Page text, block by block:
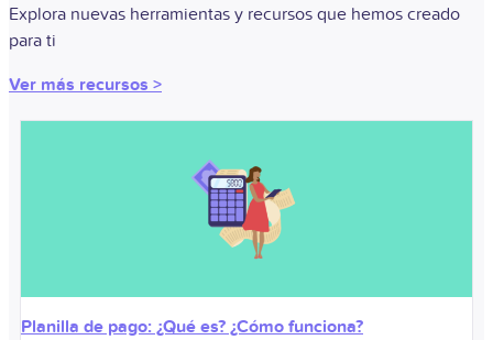
Explora nuevas herramientas y recursos que hemos creado
para ti
Ver más recursos >
Planilla de pago: ¿Qué es? ¿Cómo funciona?